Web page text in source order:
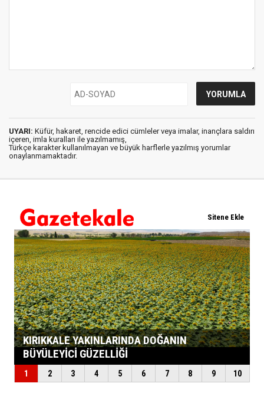
UYARI: Küfür, hakaret, rencide edici cümleler veya imalar, inançlara saldırı
içeren, imla kuralları ile yazılmamış,
Türkçe karakter kullanılmayan ve büyük harflerle yazılmış yorumlar
onaylanmamaktadır.